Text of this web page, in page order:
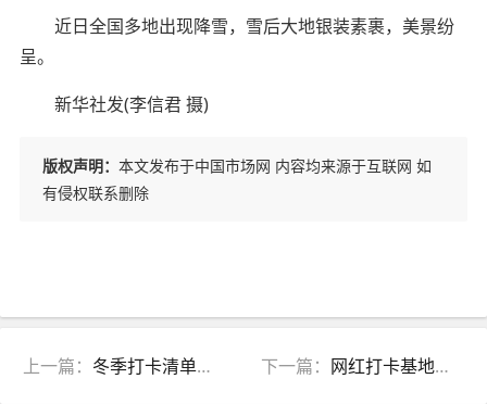
近日全国多地出现降雪，雪后大地银装素裹，美景纷
呈。
新华社发(李信君 摄)
版权声明： 本文发布于中国市场网 内容均来源于互联网 如
有侵权联系删除
上一篇： 冬季打卡清单，10种方式带你玩转贵阳！ 下一篇： 网红打卡基地，拍出在国外的既视感